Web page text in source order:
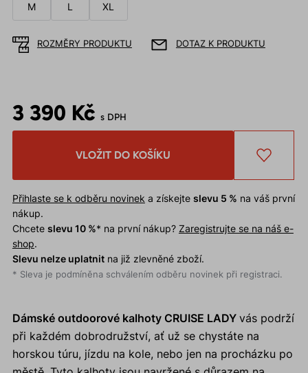
M L XL
ROZMĚRY PRODUKTU DOTAZ K PRODUKTU
3 390 Kč s DPH
VLOŽIT DO KOŠÍKU
Přihlaste se k odběru novinek a získejte slevu 5 % na váš první
nákup.
Chcete slevu 10 %* na první nákup? Zaregistrujte se na náš e-
shop.
Slevu nelze uplatnitna již zlevněné zboží.
* Sleva je podmíněna schválením odběru novinek při registraci.
Dámské outdoorové kalhoty CRUISE LADY vás podrží
při každém dobrodružství, ať už se chystáte na
horskou túru, jízdu na kole, nebo jen na procházku po